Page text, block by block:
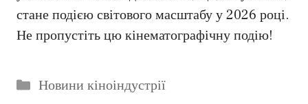
стане подією світового масштабу у 2026 році.
Не пропустіть цю кінематографічну подію!
Категорії
Новини кіноіндустрії